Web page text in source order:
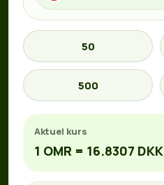
50
500
Aktuel kurs
1 OMR = 16.8307 DKK